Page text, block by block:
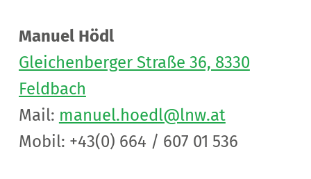
Manuel Hödl
Gleichenberger Straße 36, 8330
Feldbach
Mail: manuel.hoedl@lnw.at
Mobil: +43(0) 664 / 607 01 536